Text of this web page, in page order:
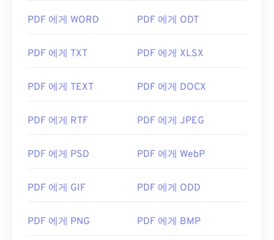
PDF 에게 WORD PDF 에게 ODT
PDF 에게 TXT PDF 에게 XLSX
PDF 에게 TEXT PDF 에게 DOCX
PDF 에게 RTF PDF 에게 JPEG
PDF 에게 PSD PDF 에게 WebP
PDF 에게 GIF PDF 에게 ODD
PDF 에게 PNG PDF 에게 BMP